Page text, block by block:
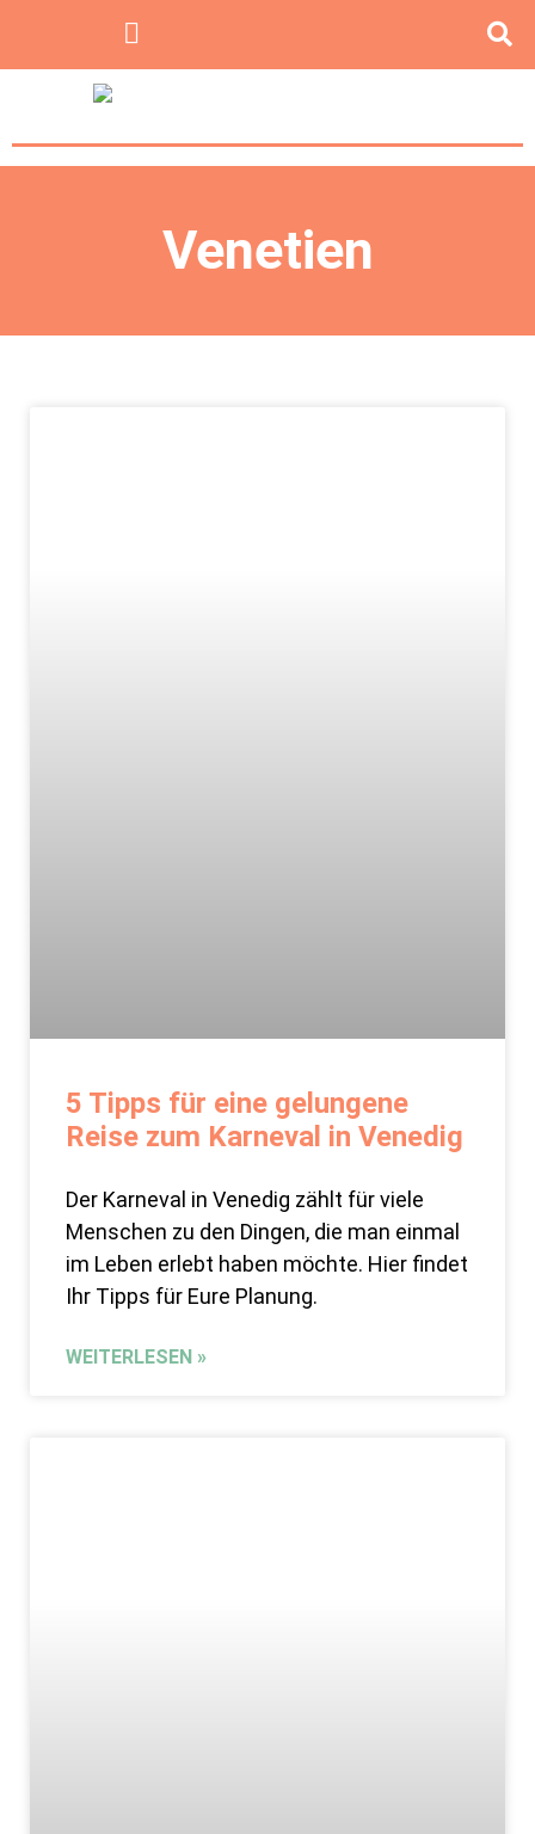
Venetien
5 Tipps für eine gelungene
Reise zum Karneval in Venedig
Der Karneval in Venedig zählt für viele
Menschen zu den Dingen, die man einmal
im Leben erlebt haben möchte. Hier findet
Ihr Tipps für Eure Planung.
WEITERLESEN »